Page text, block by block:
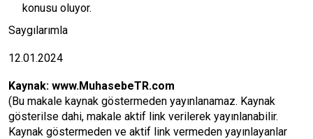
konusu oluyor.
Saygılarımla
12.01.2024
Kaynak: www.MuhasebeTR.com
(Bu makale kaynak göstermeden yayınlanamaz. Kaynak
gösterilse dahi, makale aktif link verilerek yayınlanabilir.
Kaynak göstermeden ve aktif link vermeden yayınlayanlar